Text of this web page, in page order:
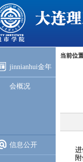
jinnianhui金年
会概况
信息公开
当前位